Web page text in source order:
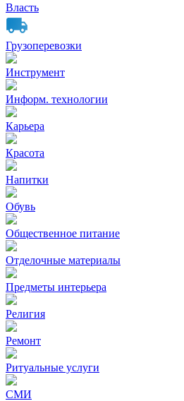
Власть
Грузоперевозки
Инструмент
Информ. технологии
Карьера
Красота
Напитки
Обувь
Общественное питание
Отделочные материалы
Предметы интерьера
Религия
Ремонт
Ритуальные услуги
СМИ